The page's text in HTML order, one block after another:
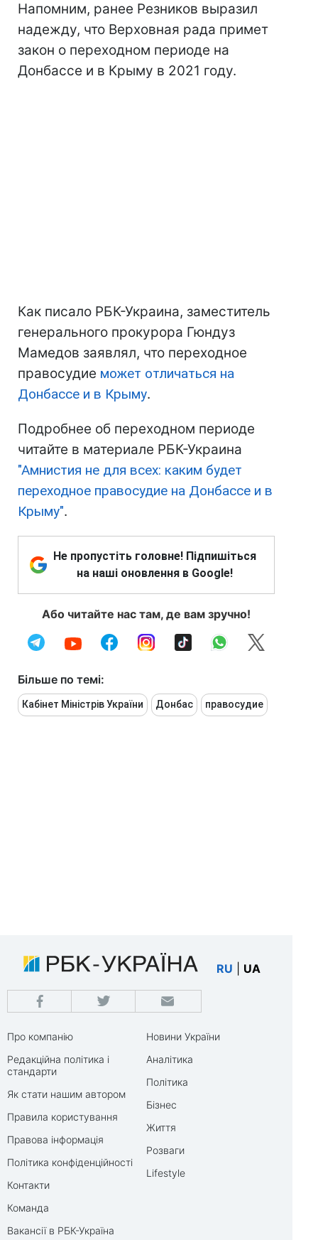
Напомним, ранее Резников выразил
надежду, что Верховная рада примет
закон о переходном периоде на
Донбассе и в Крыму в 2021 году.
Как писало РБК-Украина, заместитель
генерального прокурора Гюндуз
Мамедов заявлял, что переходное
правосудие может отличаться на
Донбассе и в Крыму.
Подробнее об переходном периоде
читайте в материале РБК-Украина
"Амнистия не для всех: каким будет
переходное правосудие на Донбассе и в
Крыму".
Не пропустіть головне! Підпишіться
на наші оновлення в Google!
Або читайте нас там, де вам зручно!
Більше по темі:
Кабінет Міністрів України Донбас правосудие
RU UA
Про компанію
Редакційна політика і
стандарти
Як стати нашим автором
Правила користування
Правова інформація
Політика конфіденційності
Контакти
Команда
Вакансії в РБК-Україна
Новини України
Аналітика
Політика
Бізнес
Життя
Розваги
Lifestyle